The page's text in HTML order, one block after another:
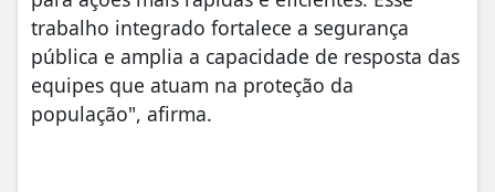
trabalho integrado fortalece a segurança
pública e amplia a capacidade de resposta das
equipes que atuam na proteção da
população", afirma.